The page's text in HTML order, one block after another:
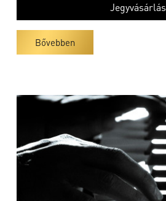
Jegyvásárlás
Bővebben